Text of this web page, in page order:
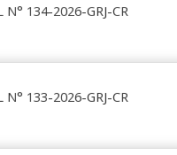
N° 134-2026-GRJ-CR
N° 133-2026-GRJ-CR